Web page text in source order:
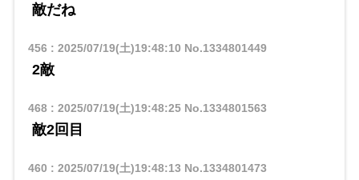
敵だね
456 : 2025/07/19(土)19:48:10 No.1334801449
2敵
468: 2025/07/19(土)19:48:25No.1334801563
敵2回目
460 : 2025/07/19(土)19:48:13 No.1334801473